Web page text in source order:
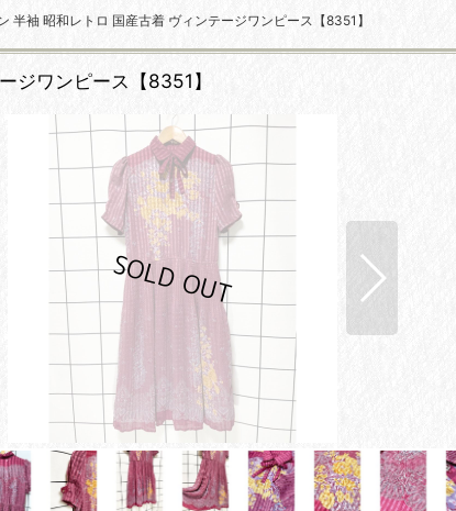
半袖 昭和レトロ 国産古着 ヴィンテージワンピース【8351】
ジワンピース【8351】